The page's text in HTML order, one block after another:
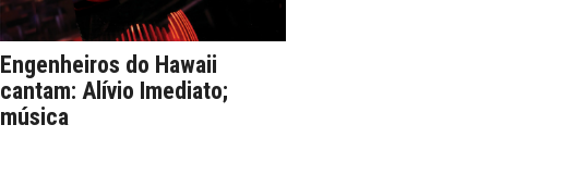
Engenheiros do Hawaii
cantam: Alívio Imediato;
música